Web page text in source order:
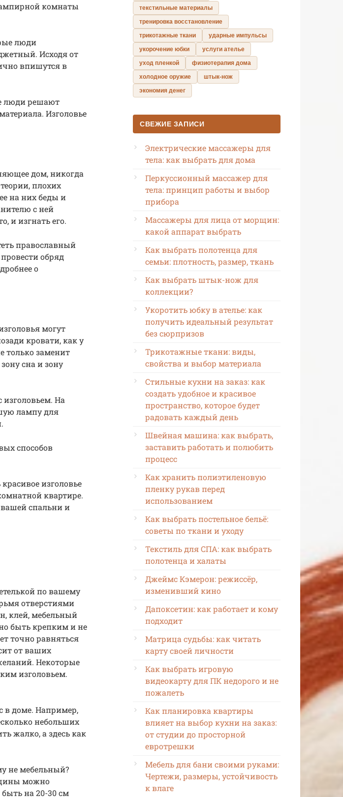
комнаты
люди
Исходя от
впишутся в
люди решают
Изголовье
дом, никогда
плохих
на них беды и
с ней
и изгнать его.
православный
обряд
о
могут
кровати, как у
только заменит
сна и зону
На
лампу для
способов
изголовье
квартире.
спальни и
по вашему
отверстиями
клей, мебельный
быть крепким и не
точно равняться
от ваших
Некоторые
изголовьем.
в доме. Например,
небольших
жалко, а здесь как
не мебельный?
можно
на 20-30 см
текстильные материалы
тренировка восстановление
трикотажные ткани
ударные импульсы
укорочение юбки
услуги ателье
уход пленкой
физиотерапия дома
холодное оружие
штык-нож
экономия денег
СВЕЖИЕ ЗАПИСИ
Электрические массажеры для
тела: как выбрать для дома
Перкуссионный массажер для
тела: принцип работы и выбор
прибора
Массажеры для лица от морщин:
какой аппарат выбрать
Как выбрать полотенца для
семьи: плотность, размер, ткань
Как выбрать штык-нож для
коллекции?
Укоротить юбку в ателье: как
получить идеальный результат
без сюрпризов
Трикотажные ткани: виды,
свойства и выбор материала
Стильные кухни на заказ: как
создать удобное и красивое
пространство, которое будет
радовать каждый день
Швейная машина: как выбрать,
заставить работать и полюбить
процесс
Как хранить полиэтиленовую
пленку рукав перед
использованием
Как выбрать постельное бельё:
советы по ткани и уходу
Текстиль для СПА: как выбрать
полотенца и халаты
Джеймс Кэмерон: режиссёр,
изменивший кино
Дапоксетин: как работает и кому
подходит
Матрица судьбы: как читать
карту своей личности
Как выбрать игровую
видеокарту для ПК недорого и не
пожалеть
Как планировка квартиры
влияет на выбор кухни на заказ:
от студии до просторной
евротрешки
Мебель для бани своими руками:
Чертежи, размеры, устойчивость
к влаге